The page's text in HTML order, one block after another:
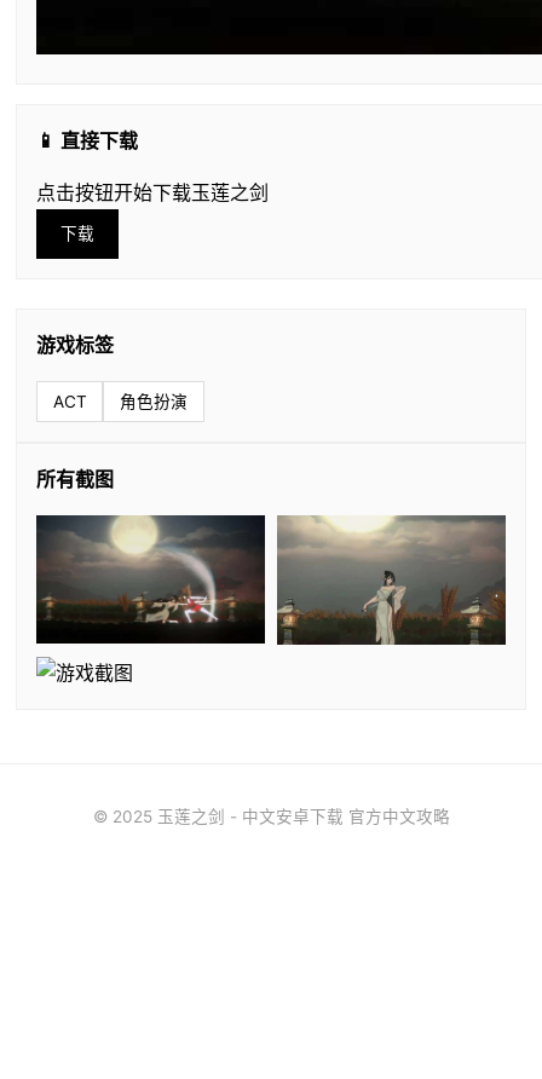
📱 直接下载
点击按钮开始下载玉莲之剑
下载
游戏标签
ACT 角色扮演
所有截图
© 2025 玉莲之剑 - 中文安卓下载 官方中文攻略